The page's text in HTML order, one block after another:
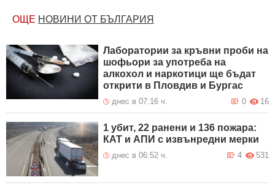
ОЩЕ НОВИНИ ОТ БЪЛГАРИЯ
Лаборатории за кръвни проби на
шофьори за употреба на
алкохол и наркотици ще бъдат
открити в Пловдив и Бургас
днес в 07:16 ч. 16
0
1 убит, 22 ранени и 136 пожара:
КАТ и АПИ с извънредни мерки
днес в 06:52 ч. 531
4